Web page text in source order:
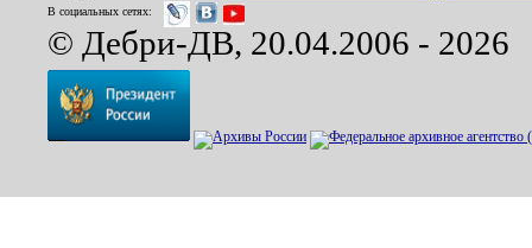
В социальных сетях:
© Дебри-ДВ, 20.04.2006 - 2026